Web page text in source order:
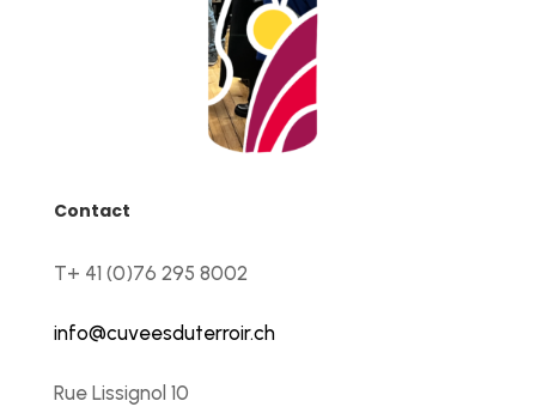
Contact
T+ 41 (0)76 295 8002
info@cuveesduterroir.ch
Rue Lissignol 10